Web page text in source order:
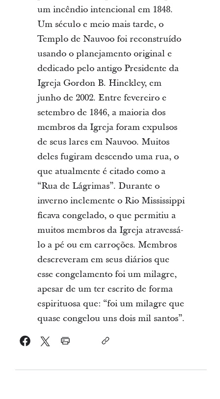
um incêndio intencional em 1848.
Um século e meio mais tarde, o
Templo de Nauvoo foi reconstruído
usando o planejamento original e
dedicado pelo antigo Presidente da
Igreja Gordon B. Hinckley, em
junho de 2002. Entre fevereiro e
setembro de 1846, a maioria dos
membros da Igreja foram expulsos
de seus lares em Nauvoo. Muitos
deles fugiram descendo uma rua, o
que atualmente é citado como a
“Rua de Lágrimas”. Durante o
inverno inclemente o Rio Mississippi
ficava congelado, o que permitiu a
muitos membros da Igreja atravessá-
lo a pé ou em carroções. Membros
descreveram em seus diários que
esse congelamento foi um milagre,
apesar de um ter escrito de forma
espirituosa que: “foi um milagre que
quase congelou uns dois mil santos”.